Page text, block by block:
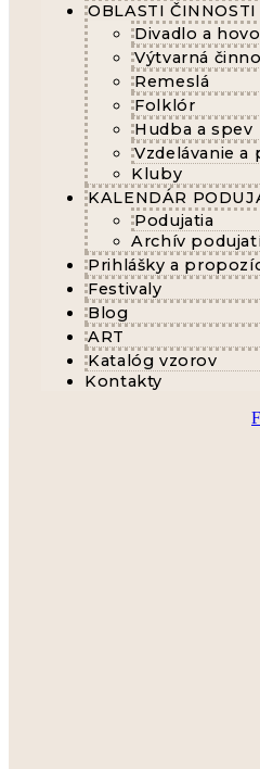
OBLASTI ČINNOSTI
Divadlo a
Výtvarná
Remeslá
Folklór
Hudba a spev
Vzdelávanie a
Kluby
KALENDÁR
Podujatia
Archív
Prihlášky a
Festivaly
Blog
ART
Katalóg vzorov
Kontakty